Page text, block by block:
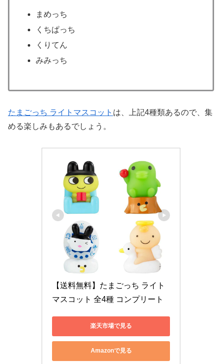
まめっち
くちぱっち
くりてん
みみっち
たまごっち ライトマスコット は、上記4種類あるので、集
める楽しみもあるでしょう。
【送料無料】たまごっち ライト
マスコット 全4種 コンプリート
楽天市場で見る
Amazonで見る